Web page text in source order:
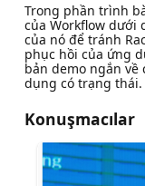
Trong phần trình
của Workflow dưới
của nó để tránh
phục hồi của ứng
bản demo ngắn về
dụng có trạng thái.
Konuşmacılar